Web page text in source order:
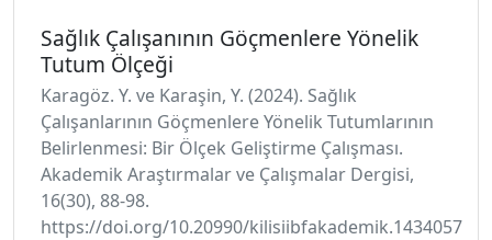
Sağlık Çalışanının Göçmenlere Yönelik
Tutum Ölçeği
Karagöz. Y. ve Karaşin, Y. (2024). Sağlık
Çalışanlarının Göçmenlere Yönelik Tutumlarının
Belirlenmesi: Bir Ölçek Geliştirme Çalışması.
Akademik Araştırmalar ve Çalışmalar Dergisi,
16(30), 88-98.
https://doi.org/10.20990/kilisiibfakademik.1434057